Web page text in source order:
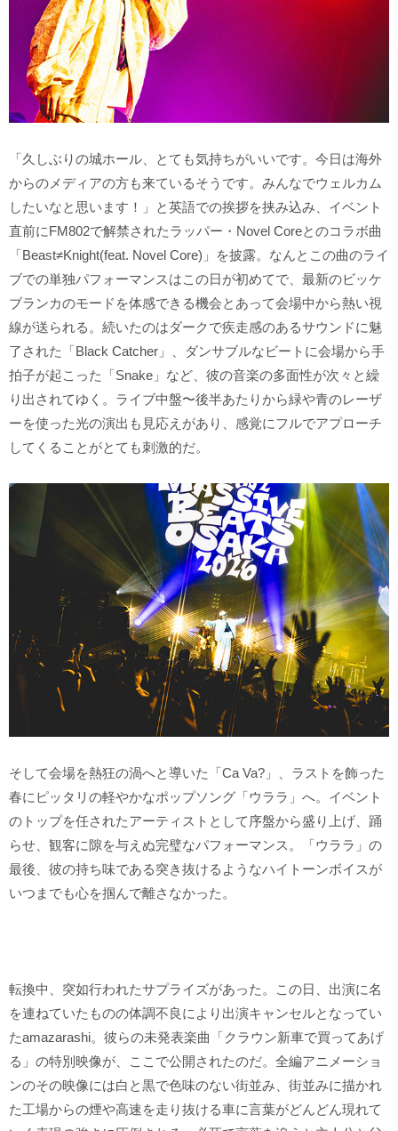
「久しぶりの城ホール、とても気持ちがいいです。今日は海外
からのメディアの方も来ているそうです。みんなでウェルカム
したいなと思います！」と英語での挨拶を挟み込み、イベント
直前にFM802で解禁されたラッパー・Novel Coreとのコラボ曲
「Beast≠Knight(feat. Novel Core)」を披露。なんとこの曲のライ
ブでの単独パフォーマンスはこの日が初めてで、最新のビッケ
ブランカのモードを体感できる機会とあって会場中から熱い視
線が送られる。続いたのはダークで疾走感のあるサウンドに魅
了された「Black Catcher」、ダンサブルなビートに会場から手
拍子が起こった「Snake」など、彼の音楽の多面性が次々と繰
り出されてゆく。ライブ中盤〜後半あたりから緑や青のレーザ
ーを使った光の演出も見応えがあり、感覚にフルでアプローチ
してくることがとても刺激的だ。
そして会場を熱狂の渦へと導いた「Ca Va?」、ラストを飾った
春にピッタリの軽やかなポップソング「ウララ」へ。イベント
のトップを任されたアーティストとして序盤から盛り上げ、踊
らせ、観客に隙を与えぬ完璧なパフォーマンス。「ウララ」の
最後、彼の持ち味である突き抜けるようなハイトーンボイスが
いつまでも心を掴んで離さなかった。
転換中、突如行われたサプライズがあった。この日、出演に名
を連ねていたものの体調不良により出演キャンセルとなってい
たamazarashi。彼らの未発表楽曲「クラウン新車で買ってあげ
る」の特別映像が、ここで公開されたのだ。全編アニメーショ
ンのその映像には白と黒で色味のない街並み、街並みに描かれ
た工場からの煙や高速を走り抜ける車に言葉がどんどん現れて